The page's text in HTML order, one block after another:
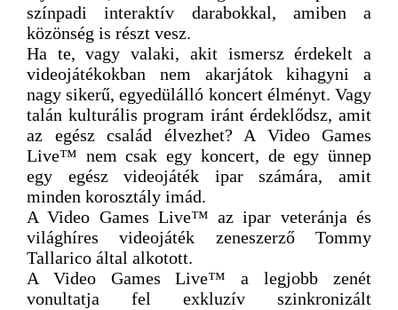
színpadi interaktív darabokkal, amiben a
közönség is részt vesz.
Ha te, vagy valaki, akit ismersz érdekelt a
videojátékokban nem akarjátok kihagyni a
nagy sikerű, egyedülálló koncert élményt. Vagy
talán kulturális program iránt érdeklődsz, amit
az egész család élvezhet? A Video Games
Live™ nem csak egy koncert, de egy ünnep
egy egész videojáték ipar számára, amit
minden korosztály imád.
A Video Games Live™ az ipar veteránja és
világhíres videojáték zeneszerző Tommy
Tallarico által alkotott.
A Video Games Live™ a legjobb zenét
vonultatja fel exkluzív szinkronizált